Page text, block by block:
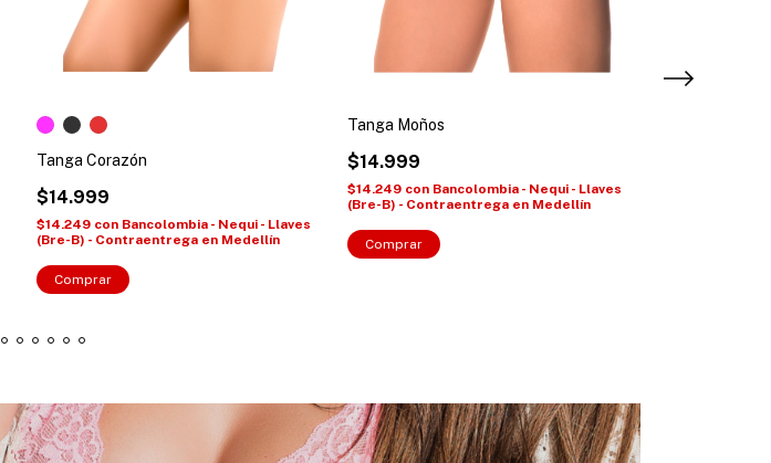
Tanga Corazón
$14.999
$14.249 con Bancolombia - Nequi - Llaves
(Bre-B) - Contraentrega en Medellín
Comprar
Tanga Moños
$14.999
$14.249 con Bancolombia - Nequi - Llaves
(Bre-B) - Contraentrega en Medellín
Comprar